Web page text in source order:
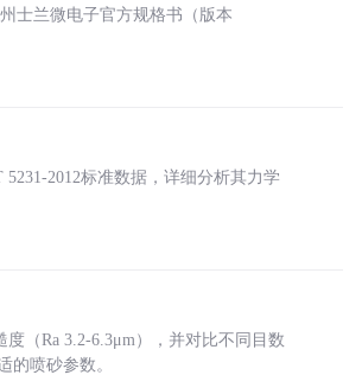
士兰微电子官方规格书（版本
2012标准数据，详细分析其力学
（Ra 3.2-6.3μm），并对比不同目数
的喷砂参数。